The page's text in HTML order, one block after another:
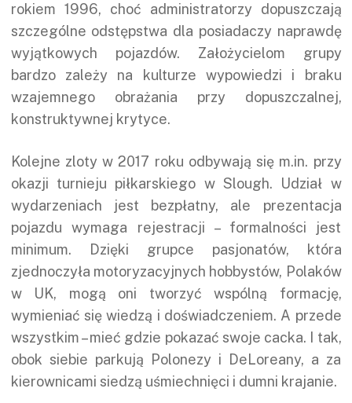
rokiem 1996, choć administratorzy dopuszczają
szczególne odstępstwa dla posiadaczy naprawdę
wyjątkowych pojazdów. Założycielom grupy
bardzo zależy na kulturze wypowiedzi i braku
wzajemnego obrażania przy dopuszczalnej,
konstruktywnej krytyce.
Kolejne zloty w 2017 roku odbywają się m.in. przy
okazji turnieju piłkarskiego w Slough. Udział w
wydarzeniach jest bezpłatny, ale prezentacja
pojazdu wymaga rejestracji – formalności jest
minimum. Dzięki grupce pasjonatów, która
zjednoczyła motoryzacyjnych hobbystów, Polaków
w UK, mogą oni tworzyć wspólną formację,
wymieniać się wiedzą i doświadczeniem. A przede
wszystkim – mieć gdzie pokazać swoje cacka. I tak,
obok siebie parkują Polonezy i DeLoreany, a za
kierownicami siedzą uśmiechnięci i dumni krajanie.